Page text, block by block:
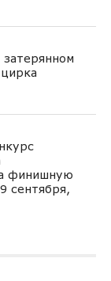
финишную
сентября,